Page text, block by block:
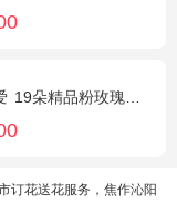
19朵精品粉玫瑰，搭配适量紫色勿忘我间插。
订花送花服务，焦作沁阳